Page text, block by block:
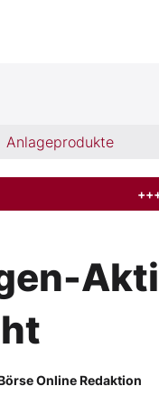
Anlageprodukte
BÖRSE ONLINE
Online Redaktion